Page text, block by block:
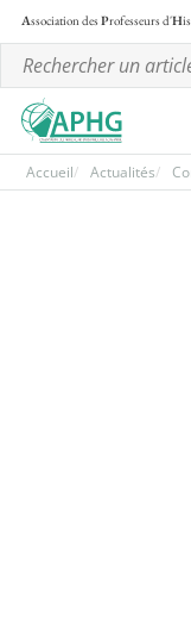
Association desProfesseurs d'H
Accueil Actualités